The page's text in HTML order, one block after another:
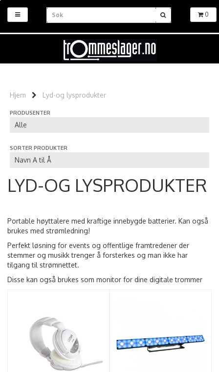
0
Hjem Lyd-og lysprodukter
PRODUSENTER
SORTER PRODUKTER
LYD-OG LYSPRODUKTER
Portable høyttalere med kraftige innebygde batterier. Kan også
brukes med strømledning!
Perfekt løsning for events og offentlige framtredener der
stemmer og musikk trenger å forsterkes og man ikke har
tilgang til strømnettet.
Disse kan også brukes som monitor for dine digitale trommer